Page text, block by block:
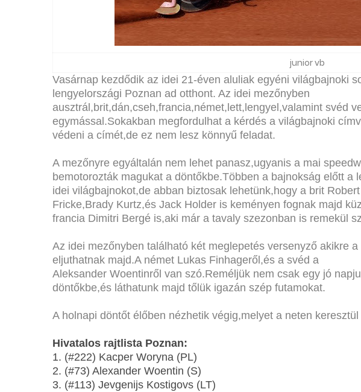
junior vb
Vasárnap kezdődik az idei 21-éven aluliak egyéni világbajnoki
lengyelországi Poznan ad otthont. Az idei mezőnyben
ausztrál,brit,dán,cseh,francia,német,lett,lengyel,valamint svéd
egymással.Sokakban megfordulhat a kérdés a világbajnoki
védeni a címét,de ez nem lesz könnyű feladat.
A mezőnyre egyáltalán nem lehet panasz,ugyanis a mai
bemotorozták magukat a döntőkbe.Többen a bajnokság előtt a
idei világbajnokot,de abban biztosak lehetünk,hogy a brit
Fricke,Brady Kurtz,és Jack Holder is keményen fognak majd
francia Dimitri Bergé is,aki már a tavaly szezonban is remekül
Az idei mezőnyben található két meglepetés versenyző akikre
eljuthatnak majd.A német Lukas Finhageről,és a svéd a
Aleksander Woentinről van szó.Reméljük nem csak egy jó
döntőkbe,és láthatunk majd tőlük igazán szép futamokat.
A holnapi döntőt élőben nézhetik végig,melyet a neten
Hivatalos rajtlista Poznan:
1. (#222) Kacper Woryna (PL)
2. (#73) Alexander Woentin (S)
3. (#113) Jevgenijs Kostigovs (LT)